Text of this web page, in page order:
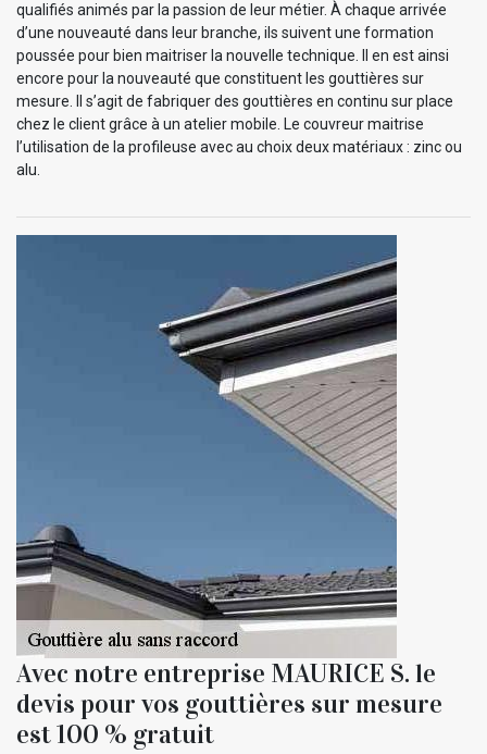
qualifiés animés par la passion de leur métier. À chaque arrivée
d’une nouveauté dans leur branche, ils suivent une formation
poussée pour bien maitriser la nouvelle technique. Il en est ainsi
encore pour la nouveauté que constituent les gouttières sur
mesure. Il s’agit de fabriquer des gouttières en continu sur place
chez le client grâce à un atelier mobile. Le couvreur maitrise
l’utilisation de la profileuse avec au choix deux matériaux : zinc ou
alu.
Avec notre entreprise MAURICE S. le
devis pour vos gouttières sur mesure
est 100 % gratuit